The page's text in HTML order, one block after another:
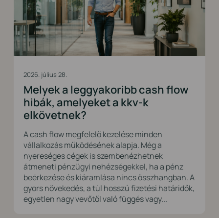
2026. július 28.
Melyek a leggyakoribb cash flow
hibák, amelyeket a kkv-k
elkövetnek?
A cash flow megfelelő kezelése minden
vállalkozás működésének alapja. Még a
nyereséges cégek is szembenézhetnek
átmeneti pénzügyi nehézségekkel, ha a pénz
beérkezése és kiáramlása nincs összhangban. A
gyors növekedés, a túl hosszú fizetési határidők,
egyetlen nagy vevőtől való függés vagy...